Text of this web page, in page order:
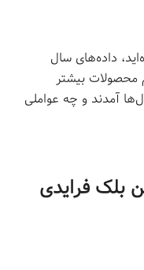
داده‌های سال
محصولات بیشتر
آمدند و چه عواملی
بلک فرایدی